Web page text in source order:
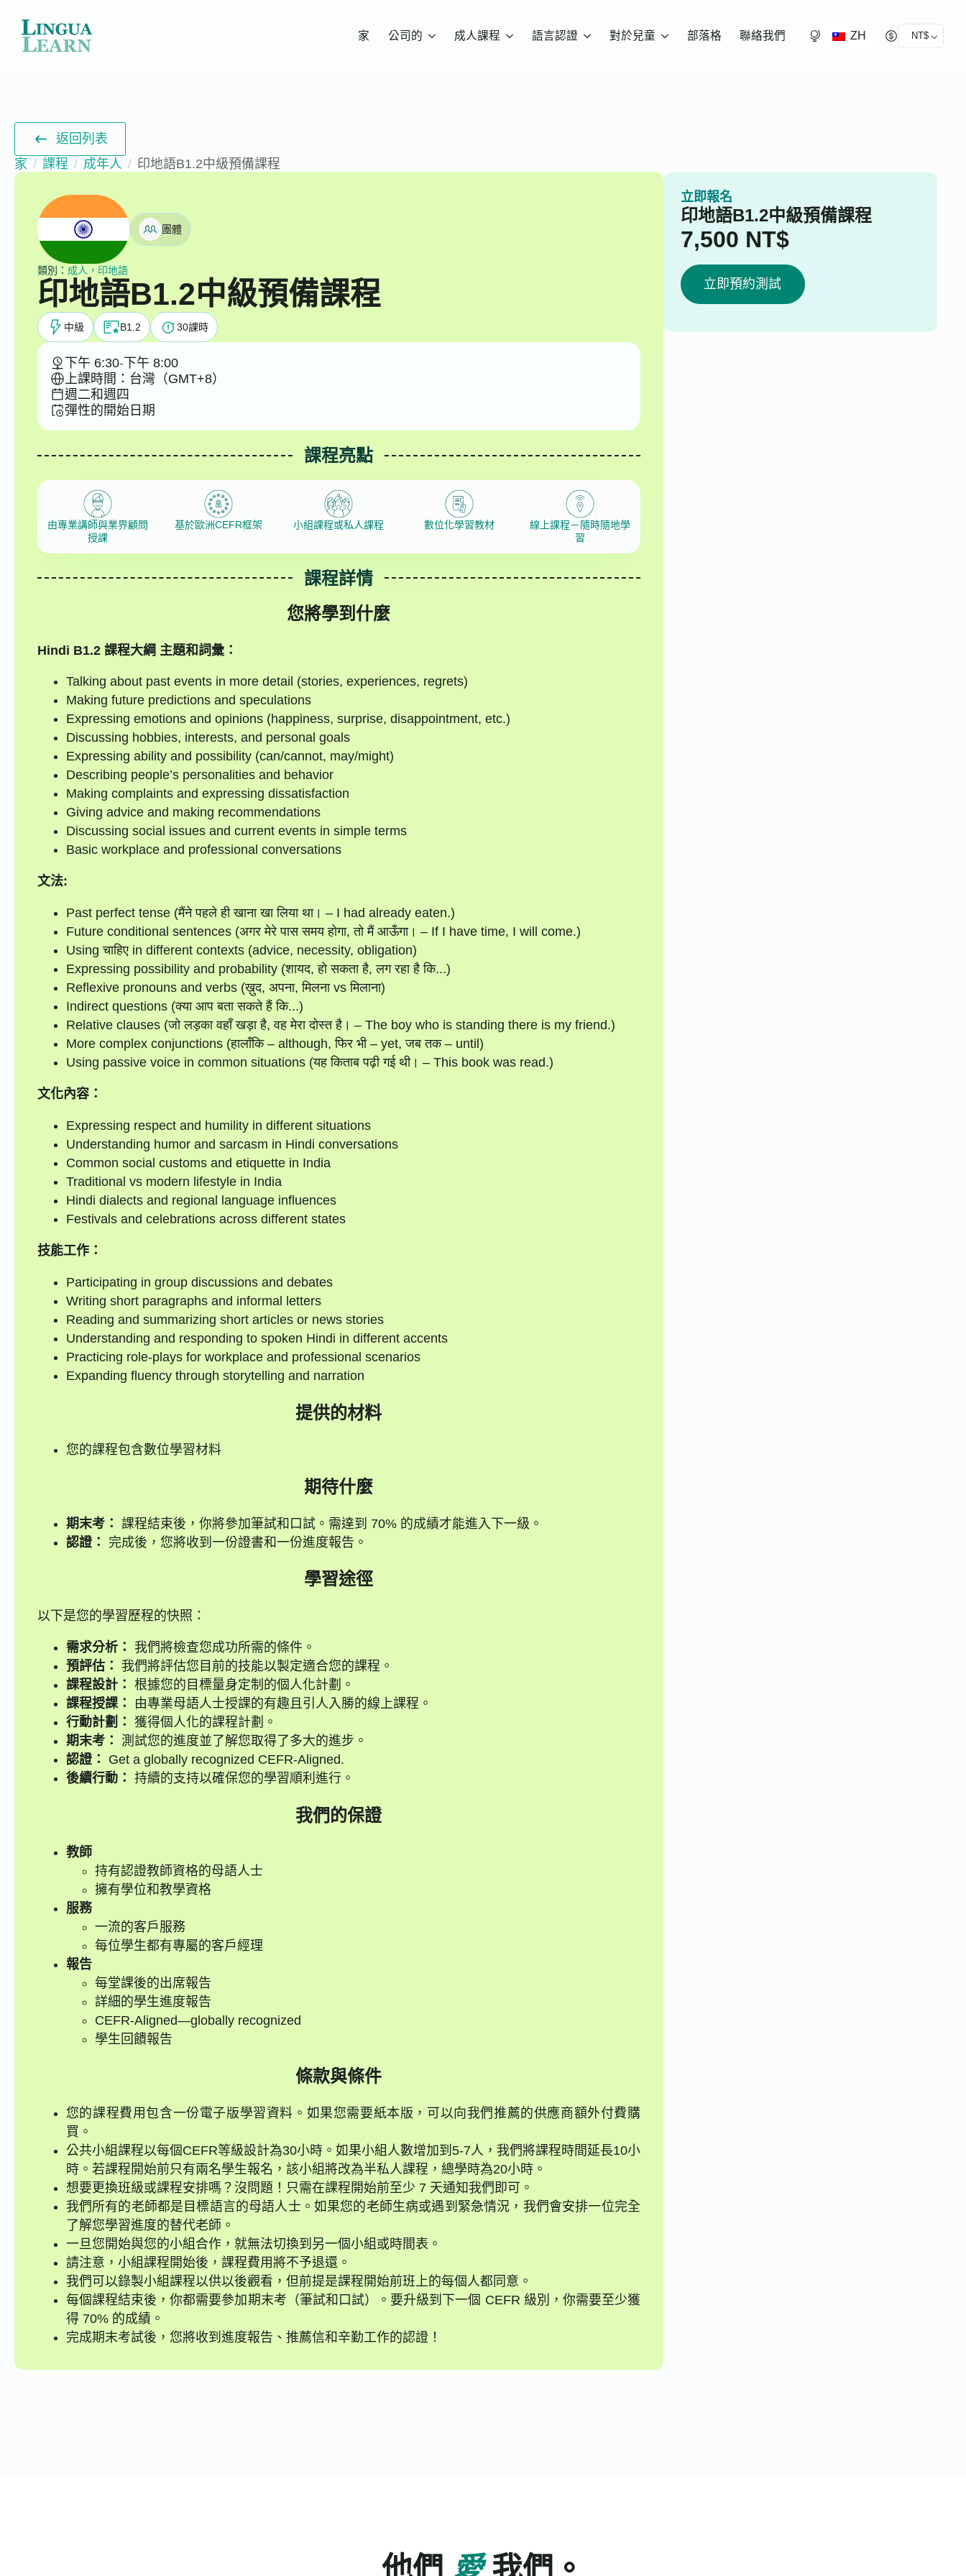
家 公司的 成人課程 語言認證 對於兒童 部落格 聯絡我們 ZH NT$
返回列表
家
課程 成年人 印地語B1.2中級預備課程
團體
類別： 成人，印地語
印地語B1.2中級預備課程
中級 B1.2 30課時
下午 6:30-下午 8:00
上課時間：台灣（GMT+8）
週二和週四
彈性的開始日期
課程亮點
由專業講師與業界顧問
授課
基於歐洲CEFR框架 小組課程或私人課程 數位化學習教材
線上課程－隨時隨地學
習
課程詳情
您將學到什麼
Hindi B1.2 課程大綱 主題和詞彙：
Talking about past events in more detail (stories, experiences, regrets)
Making future predictions and speculations
Expressing emotions and opinions (happiness, surprise, disappointment, etc.)
Discussing hobbies, interests, and personal goals
Expressing ability and possibility (can/cannot, may/might)
Describing people’s personalities and behavior
Making complaints and expressing dissatisfaction
Giving advice and making recommendations
Discussing social issues and current events in simple terms
Basic workplace and professional conversations
文法:
Past perfect tense (मैंने पहले ही खाना खा लिया था। – I had already eaten.)
Future conditional sentences (अगर मेरे पास समय होगा, तो मैं आऊँगा। – If I have time, I will come.)
Using चाहिए in different contexts (advice, necessity, obligation)
Expressing possibility and probability (शायद, हो सकता है, लग रहा है कि...)
Reflexive pronouns and verbs (ख़ुद, अपना, मिलना vs मिलाना)
Indirect questions (क्या आप बता सकते हैं कि...)
Relative clauses (जो लड़का वहाँ खड़ा है, वह मेरा दोस्त है। – The boy who is standing there is my friend.)
More complex conjunctions (हालाँकि – although, फिर भी – yet, जब तक – until)
Using passive voice in common situations (यह किताब पढ़ी गई थी। – This book was read.)
文化內容：
Expressing respect and humility in different situations
Understanding humor and sarcasm in Hindi conversations
Common social customs and etiquette in India
Traditional vs modern lifestyle in India
Hindi dialects and regional language influences
Festivals and celebrations across different states
技能工作：
Participating in group discussions and debates
Writing short paragraphs and informal letters
Reading and summarizing short articles or news stories
Understanding and responding to spoken Hindi in different accents
Practicing role-plays for workplace and professional scenarios
Expanding fluency through storytelling and narration
提供的材料
您的課程包含數位學習材料
期待什麼
期末考： 課程結束後，你將參加筆試和口試。需達到 70% 的成績才能進入下一級。
認證：
完成後，您將收到一份證書和一份進度報告。
學習途徑
以下是您的學習歷程的快照：
需求分析：
我們將檢查您成功所需的條件。
預評估：
我們將評估您目前的技能以製定適合您的課程。
課程設計： 根據您的目標量身定制的個人化計劃。
課程授課：
由專業母語人士授課的有趣且引人入勝的線上課程。
行動計劃： 獲得個人化的課程計劃。
期末考：
測試您的進度並了解您取得了多大的進步。
認證：
Get a globally recognized CEFR-Aligned.
後續行動： 持續的支持以確保您的學習順利進行。
我們的保證
教師
持有認證教師資格的母語人士
擁有學位和教學資格
服務
一流的客戶服務
每位學生都有專屬的客戶經理
報告
每堂課後的出席報告
詳細的學生進度報告
CEFR-Aligned—globally recognized
學生回饋報告
條款與條件
您的課程費用包含一份電子版學習資料。如果您需要紙本版，可以向我們推薦的供應商額外付費購
買。
公共小組課程以每個CEFR等級設計為30小時。如果小組人數增加到5-7人，我們將課程時間延長10小
時。若課程開始前只有兩名學生報名，該小組將改為半私人課程，總學時為20小時。
想要更換班級或課程安排嗎？沒問題！只需在課程開始前至少 7 天通知我們即可。
我們所有的老師都是目標語言的母語人士。如果您的老師生病或遇到緊急情況，我們會安排一位完全
了解您學習進度的替代老師。
一旦您開始與您的小組合作，就無法切換到另一個小組或時間表。
請注意，小組課程開始後，課程費用將不予退還。
我們可以錄製小組課程以供以後觀看，但前提是課程開始前班上的每個人都同意。
每個課程結束後，你都需要參加期末考（筆試和口試）。要升級到下一個 CEFR 級別，你需要至少獲
得 70% 的成績。
完成期末考試後，您將收到進度報告、推薦信和辛勤工作的認證！
立即報名
印地語B1.2中級預備課程
7,500 NT$
立即預約測試
他們 愛我們。